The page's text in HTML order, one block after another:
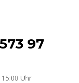
97
Uhr